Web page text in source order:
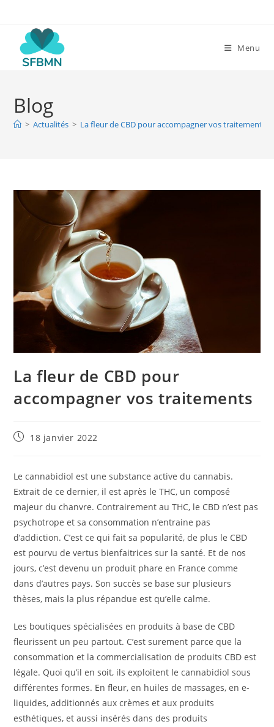
content
Menu
Blog
> Actualités > La fleur de CBD pour accompagner vos traitements
La fleur de CBD pour
accompagner vos traitements
Publication
18 janvier 2022
Le cannabidiol est une substance active du cannabis.
Extrait de ce dernier, il est après le THC, un composé
majeur du chanvre. Contrairement au THC, le CBD n’est pas
psychotrope et sa consommation n’entraine pas
d’addiction. C’est ce qui fait sa popularité, de plus le CBD
est pourvu de vertus bienfaitrices sur la santé. Et de nos
jours, c’est devenu un produit phare en France comme
dans d’autres pays. Son succès se base sur plusieurs
thèses, mais la plus répandue est qu’elle calme.
Les boutiques spécialisées en produits à base de CBD
fleurissent un peu partout. C’est surement parce que la
consommation et la commercialisation de produits CBD est
légale. Quoi qu’il en soit, ils exploitent le cannabidiol sous
différentes formes. En fleur, en huiles de massages, en e-
liquides, additionnés aux crèmes et aux produits
esthétiques, et aussi insérés dans des produits